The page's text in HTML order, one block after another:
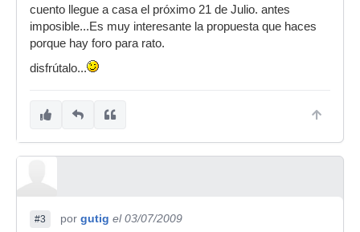
cuento llegue a casa el próximo 21 de Julio. antes
imposible...Es muy interesante la propuesta que haces
porque hay foro para rato.
disfrútalo...
#3 por gutig el 03/07/2009